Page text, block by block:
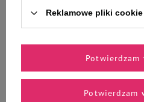
Zaufane i
Reklamowe pliki cookie
Potwierdzam
Potwierdzam